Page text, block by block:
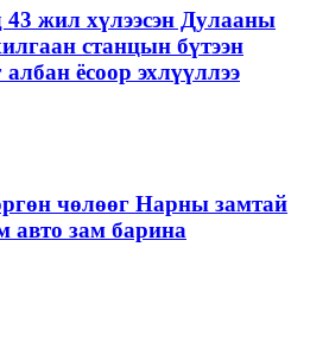
жил хүлээсэн Дулааны
станцын бүтээн
ёсоор эхлүүллээ
чөлөөг Нарны замтай
авто зам барина